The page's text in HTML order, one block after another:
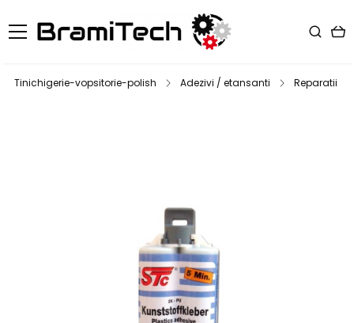
Tinichigerie-vopsitorie-polish Adezivi / etansanti Reparatii